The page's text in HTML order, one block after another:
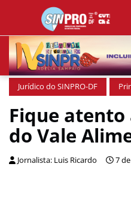
Jurídico do SINPRO-DF
Fique
do Vale
Jornalista: Luis Ricardo 7